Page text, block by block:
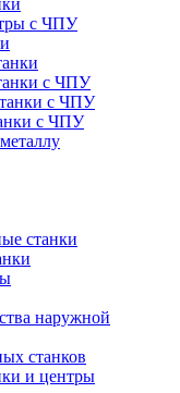
с ЧПУ
с ЧПУ
с ЧПУ
с ЧПУ
станки
наружной
станков
и центры